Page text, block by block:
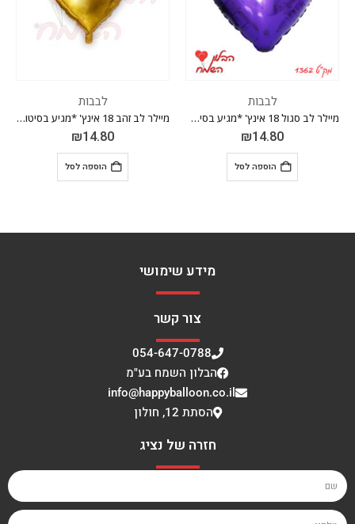
לבבות
מיילר לב סגול 18 אינץ' *מגיע בסיטונאות חבילה של 5 יח'*
₪14.80
הוספה לסל
לבבות
מיילר לב זהב 18 אינץ' *מגיע בסיטונאות חבילה של 5 יח'*
₪14.80
הוספה לסל
מידע שימושי
צור קשר
054-647-0788
הבלון השמח בע"מ
info@happyballoon.co.il
הסתת 12, חולון
חזרה של נציג